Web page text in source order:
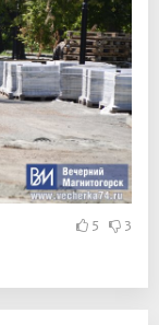
5 3